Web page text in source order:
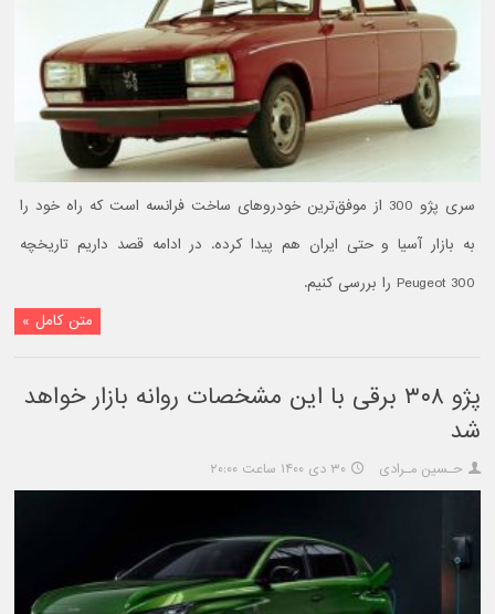
سری پژو 300 از موفق‌ترین خودروهای ساخت فرانسه است که راه خود را
به بازار آسیا و حتی ایران هم پیدا کرده. در ادامه قصد داریم تاریخچه
Peugeot 300 را بررسی کنیم.
متن کامل »
پژو ۳۰۸ برقی با این مشخصات روانه بازار خواهد
شد
حـسین مـرادی ۳۰ دی ۱۴۰۰ ساعت ۲۰:۰۰